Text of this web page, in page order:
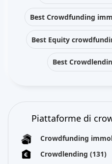
Best Crowdfunding
Best Equity
Best
Piattaforme di
Crowdfunding
Crowdlending (131)